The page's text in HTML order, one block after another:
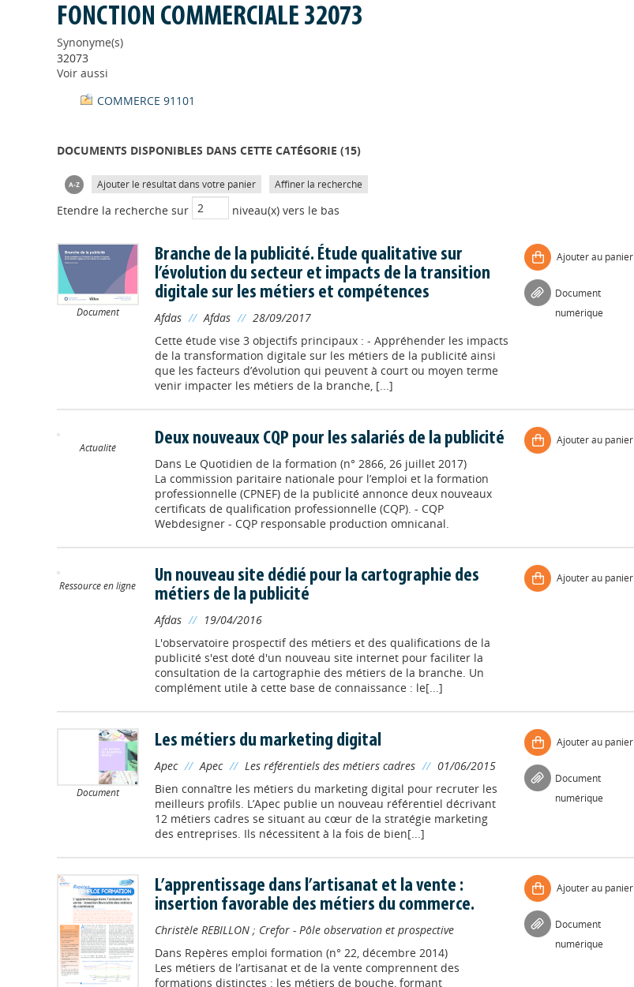
FONCTION COMMERCIALE 32073
Synonyme(s)
32073
Voir aussi
COMMERCE 91101
DOCUMENTS DISPONIBLES DANS CETTE CATÉGORIE (15)
Ajouter le résultat dans votre panier Affiner la recherche
Etendre la recherche sur niveau(x) vers le bas
Document
Branche de la publicité. Étude qualitative sur
l’évolution du secteur et impacts de la transition
digitale sur les métiers et compétences
Afdas // Afdas // 28/09/2017
Cette étude vise 3 objectifs principaux : - Appréhender les impacts
de la transformation digitale sur les métiers de la publicité ainsi
que les facteurs d’évolution qui peuvent à court ou moyen terme
venir impacter les métiers de la branche, [...]
Ajouter au panier
Document
numérique
Actualité Deux nouveaux CQP pour les salariés de la publicité
Dans Le Quotidien de la formation (n° 2866, 26 juillet 2017)
La commission paritaire nationale pour l’emploi et la formation
professionnelle (CPNEF) de la publicité annonce deux nouveaux
certificats de qualification professionnelle (CQP). - CQP
Webdesigner - CQP responsable production omnicanal.
Ajouter au panier
Ressource en ligne
Un nouveau site dédié pour la cartographie des
métiers de la publicité
Afdas // 19/04/2016
L'observatoire prospectif des métiers et des qualifications de la
publicité s'est doté d'un nouveau site internet pour faciliter la
consultation de la cartographie des métiers de la branche. Un
complément utile à cette base de connaissance : le[...]
Ajouter au panier
Document
Les métiers du marketing digital
Apec // Apec // Les référentiels des métiers cadres // 01/06/2015
Bien connaître les métiers du marketing digital pour recruter les
meilleurs profils. L’Apec publie un nouveau référentiel décrivant
12 métiers cadres se situant au cœur de la stratégie marketing
des entreprises. Ils nécessitent à la fois de bien[...]
Ajouter au panier
Document
numérique
L’apprentissage dans l’artisanat et la vente :
insertion favorable des métiers du commerce.
Christèle REBILLON; Crefor - Pôle observation et prospective
Dans Repères emploi formation (n° 22, décembre 2014)
Les métiers de l’artisanat et de la vente comprennent des
formations distinctes : les métiers de bouche, formant
Ajouter au panier
Document
numérique